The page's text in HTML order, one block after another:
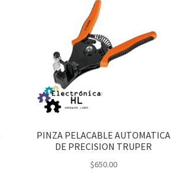
PINZA PELACABLE AUTOMATICA
DE PRECISION TRUPER
$650.00